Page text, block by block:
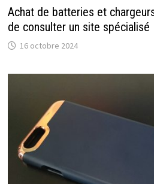
Achat de batteries et
de consulter un site spécialisé
16 octobre 2024